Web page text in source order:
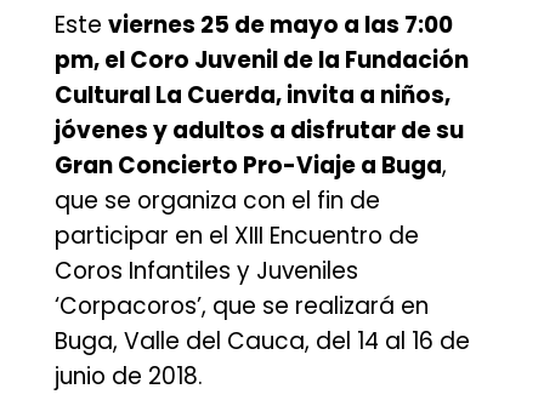
Este viernes 25 de mayo a las 7:00
pm, el Coro Juvenil de la Fundación
Cultural La Cuerda, invita a niños,
jóvenes y adultos a disfrutar de su
Gran Concierto Pro-Viaje a Buga,
que se organiza con el fin de
participar en el XIII Encuentro de
Coros Infantiles y Juveniles
‘Corpacoros’, que se realizará en
Buga, Valle del Cauca, del 14 al 16 de
junio de 2018.